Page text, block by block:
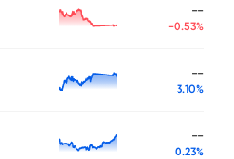
--
-0.53%
--
3.10%
--
0.23%